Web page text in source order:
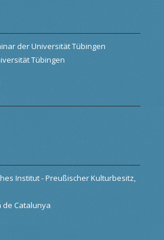
der Universität Tübingen
Tübingen
Institut - Preußischer Kulturbesitz,
Catalunya